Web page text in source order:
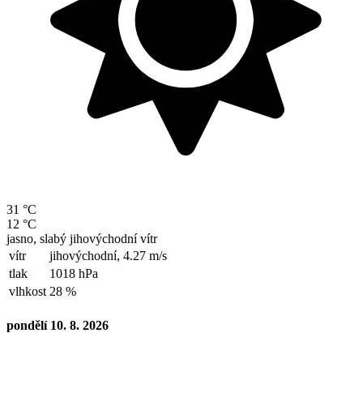
31 °C
12 °C
jasno, slabý jihovýchodní vítr
vítr
jihovýchodní, 4.27 m/s
tlak
1018 hPa
vlhkost 28 %
pondělí 10. 8. 2026